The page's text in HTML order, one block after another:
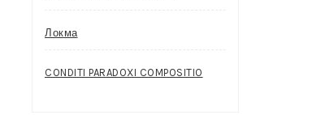
Локма
CONDITI PARADOXI COMPOSITIO